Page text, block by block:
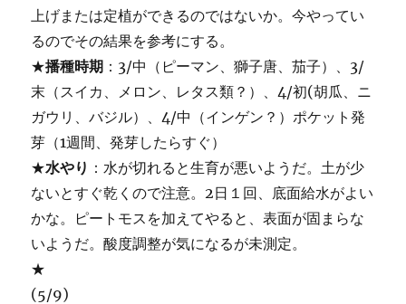
上げまたは定植ができるのではないか。今やってい
るのでその結果を参考にする。
★播種時期 ：3/中（ピーマン、獅子唐、茄子）、3/
末（スイカ、メロン、レタス類？）、4/初(胡瓜、ニ
ガウリ、バジル）、4/中（インゲン？）ポケット発
芽（1週間、発芽したらすぐ）
★水やり ：水が切れると生育が悪いようだ。土が少
ないとすぐ乾くので注意。2日１回、底面給水がよい
かな。ピートモスを加えてやると、表面が固まらな
いようだ。酸度調整が気になるが未測定。
★
(5/9)